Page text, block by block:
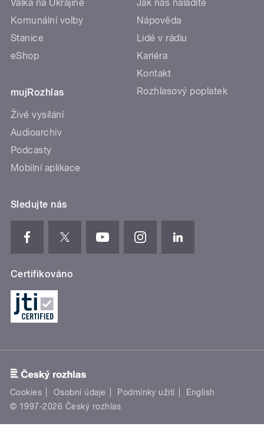
Válka na Ukrajině
Komunální volby
Stanice
eShop
mujRozhlas
Živé vysílání
Audioarchiv
Podcasty
Mobilní aplikace
Jak nás naladíte
Nápověda
Lidé v rádiu
Kariéra
Kontakt
Rozhlasový poplatek
Sledujte nás
Certifikováno
Cookies Osobní údaje Podmínky užití
English
© 1997-2026 Český rozhlas